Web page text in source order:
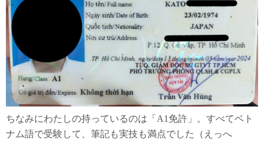
ちなみにわたしの持っているのは「A1免許」。すべてベト
ナム語で受験して、筆記も実技も満点でした（えっへ